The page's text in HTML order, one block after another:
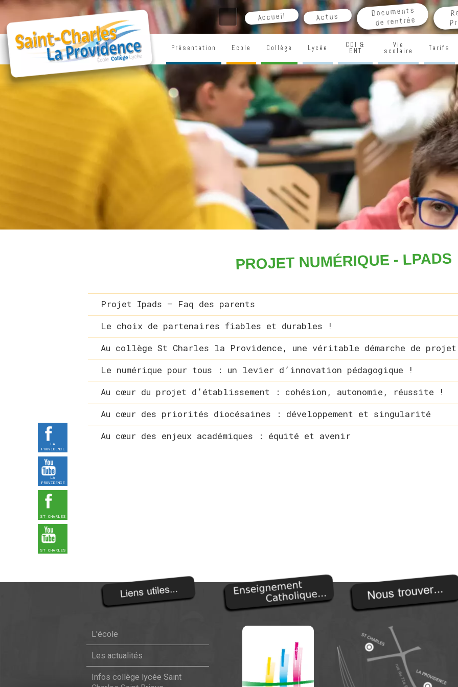
Présentation Ecole Collège Lycée CDI &
ENT
Vie
scolaire Tarifs
Accueil Actus Documents
de rentrée
COMMUNIQUER
LA
PROVIDENCE
LA
PROVIDENCE
ST CHARLES
ST CHARLES
PROJET NUMÉRIQUE - LPADS
Projet Ipads – Faq des parents
Le choix de partenaires fiables et durables !
Au collège St Charles la Providence, une véritable démarche de
Le numérique pour tous : un levier d’innovation pédagogique !
Au cœur du projet d’établissement : cohésion, autonomie, réussite !
Au cœur des priorités diocésaines : développement et singularité
Au cœur des enjeux académiques : équité et avenir
L'école
Les actualités
Infos collège lycée Saint